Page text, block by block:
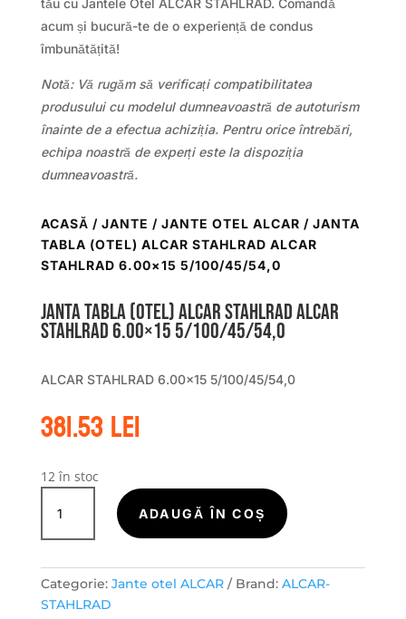
acum și bucură-te de o experiență de condus
îmbunătățită!
Notă: Vă rugăm să verificați compatibilitatea
produsului cu modelul dumneavoastră de autoturism
înainte de a efectua achiziția. Pentru orice întrebări,
echipa noastră de experți este la dispoziția
dumneavoastră.
ACASĂ / JANTE / JANTE OTEL ALCAR / JANTA
TABLA (OTEL) ALCAR STAHLRAD ALCAR
STAHLRAD 6.00×15 5/100/45/54,0
Janta tabla (otel) ALCAR STAHLRAD ALCAR
STAHLRAD 6.00×15 5/100/45/54,0
ALCAR STAHLRAD 6.00×15 5/100/45/54,0
381.53lei
12 în stoc
Cantitate
Janta
tabla
ALCAR
STAHLRAD
ADAUGĂ ÎN COȘ
Categorie: Jante otel ALCAR Brand: ALCAR-
STAHLRAD